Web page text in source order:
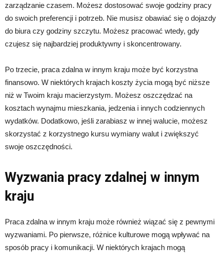
zarządzanie czasem. Możesz dostosować swoje godziny pracy
do swoich preferencji i potrzeb. Nie musisz obawiać się o dojazdy
do biura czy godziny szczytu. Możesz pracować wtedy, gdy
czujesz się najbardziej produktywny i skoncentrowany.
Po trzecie, praca zdalna w innym kraju może być korzystna
finansowo. W niektórych krajach koszty życia mogą być niższe
niż w Twoim kraju macierzystym. Możesz oszczędzać na
kosztach wynajmu mieszkania, jedzenia i innych codziennych
wydatków. Dodatkowo, jeśli zarabiasz w innej walucie, możesz
skorzystać z korzystnego kursu wymiany walut i zwiększyć
swoje oszczędności.
Wyzwania pracy zdalnej w innym
kraju
Praca zdalna w innym kraju może również wiązać się z pewnymi
wyzwaniami. Po pierwsze, różnice kulturowe mogą wpływać na
sposób pracy i komunikacji. W niektórych krajach mogą